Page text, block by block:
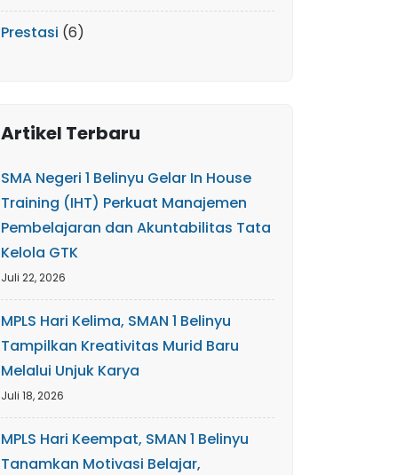
Prestasi (6)
Artikel Terbaru
SMA Negeri 1 Belinyu Gelar In House
Training (IHT) Perkuat Manajemen
Pembelajaran dan Akuntabilitas Tata
Kelola GTK
Juli 22, 2026
MPLS Hari Kelima, SMAN 1 Belinyu
Tampilkan Kreativitas Murid Baru
Melalui Unjuk Karya
Juli 18, 2026
MPLS Hari Keempat, SMAN 1 Belinyu
Tanamkan Motivasi Belajar,